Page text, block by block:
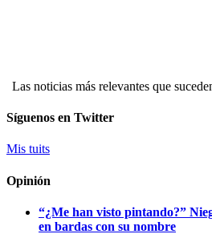
Las noticias más relevantes que
Síguenos en Twitter
Mis tuits
Opinión
“¿Me han visto pintando?”
en bardas con su nombre